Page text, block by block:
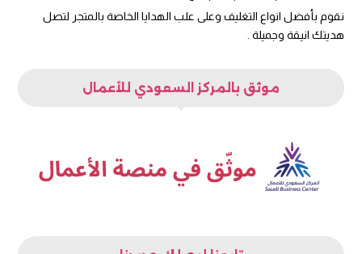
نقوم بأفضل انواع التغليف وعلى علب الهدايا الخاصة بالمتجر لتصل
هديتك انيقة وجميلة .
موثق بالمركز السعودي للأعمال